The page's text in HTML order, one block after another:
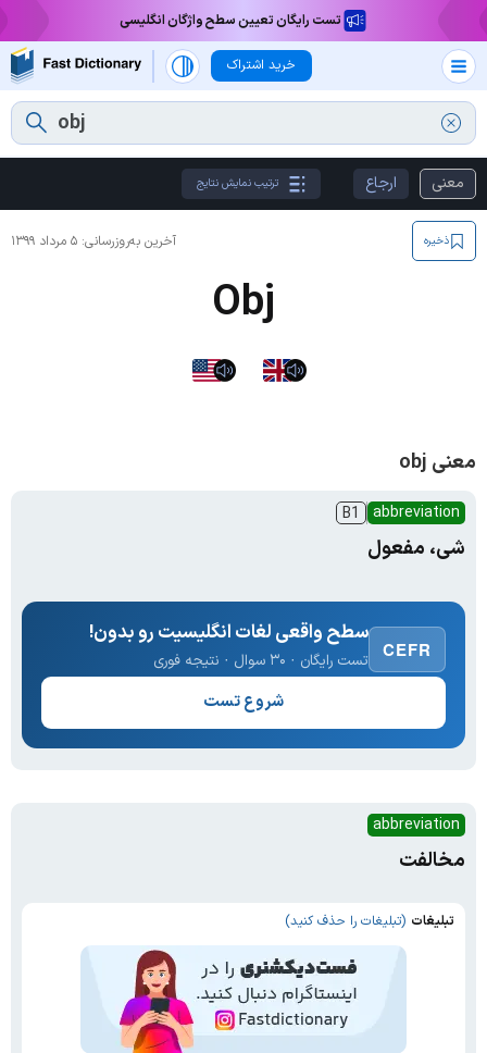
تست رایگان تعیین سطح واژگان انگلیسی
خرید اشتراک
معنی ارجاع ترتیب نمایش نتایج
آخرین به‌روزرسانی: ۵ مرداد ۱۳۹۹ ذخیره
Obj
معنی obj
abbreviation
B1
شی، مفعول
CEFR
سطح واقعی لغات انگلیسیت رو بدون!
تست رایگان · ۳۰ سوال · نتیجه فوری
شروع تست
abbreviation
مخالفت
تبلیغات (تبلیغات را حذف کنید)